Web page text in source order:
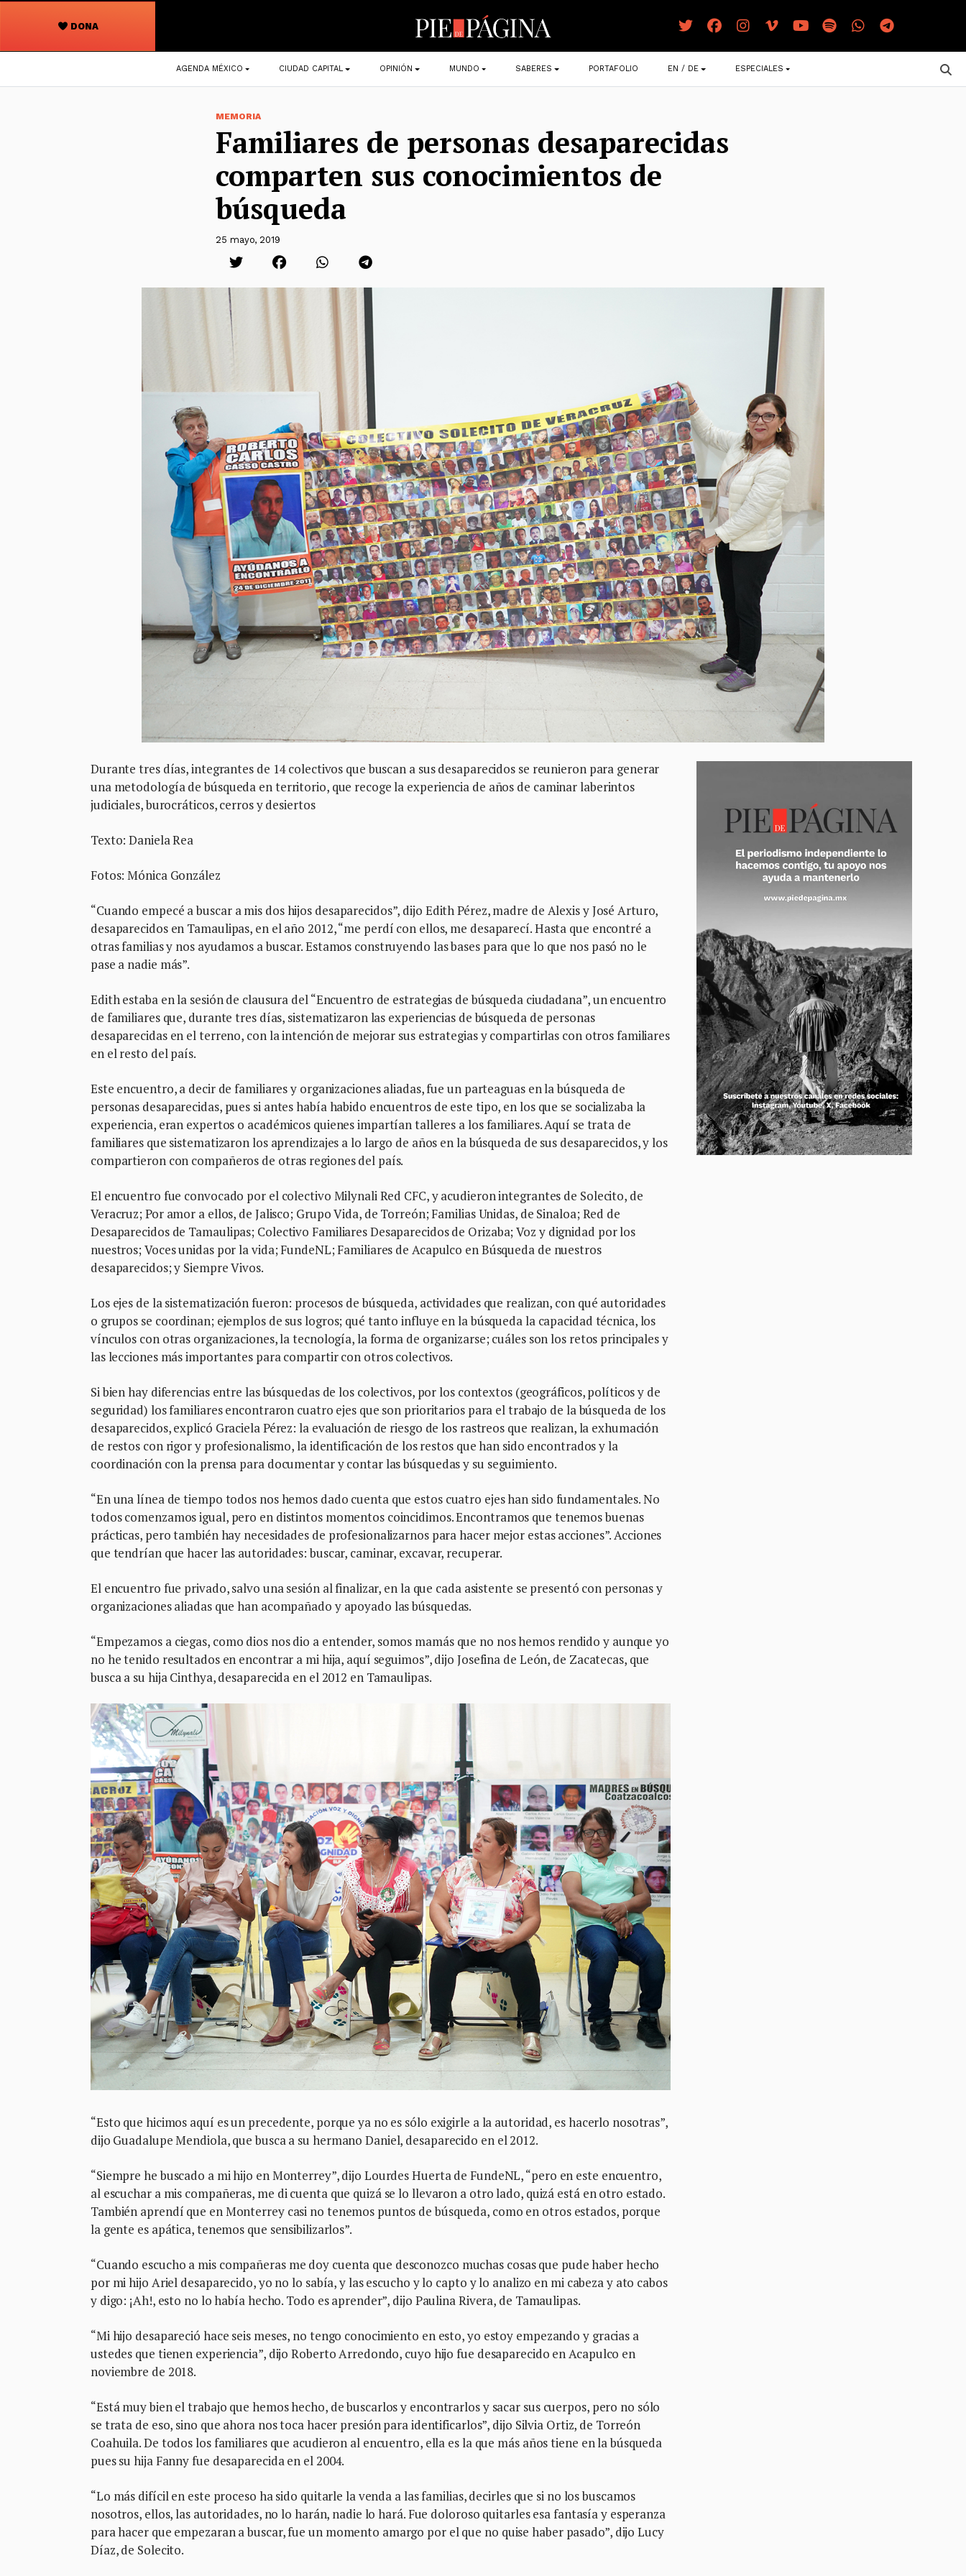
DONA
Navegación
principal
AGENDA MÉXICO CIUDAD CAPITAL OPINIÓN MUNDO SABERES PORTAFOLIO EN / DE ESPECIALES
MEMORIA
Familiares de personas desaparecidas
comparten sus conocimientos de
búsqueda
25 mayo, 2019
Durante tres días, integrantes de 14 colectivos que buscan a sus desaparecidos se reunieron para generar
una metodología de búsqueda en territorio, que recoge la experiencia de años de caminar laberintos
judiciales, burocráticos, cerros y desiertos
Texto: Daniela Rea
Fotos: Mónica González
“Cuando empecé a buscar a mis dos hijos desaparecidos”, dijo Edith Pérez, madre de Alexis y José Arturo,
desaparecidos en Tamaulipas, en el año 2012, “me perdí con ellos, me desaparecí. Hasta que encontré a
otras familias y nos ayudamos a buscar. Estamos construyendo las bases para que lo que nos pasó no le
pase a nadie más”.
Edith estaba en la sesión de clausura del “Encuentro de estrategias de búsqueda ciudadana”, un encuentro
de familiares que, durante tres días, sistematizaron las experiencias de búsqueda de personas
desaparecidas en el terreno, con la intención de mejorar sus estrategias y compartirlas con otros familiares
en el resto del país.
Este encuentro, a decir de familiares y organizaciones aliadas, fue un parteaguas en la búsqueda de
personas desaparecidas, pues si antes había habido encuentros de este tipo, en los que se socializaba la
experiencia, eran expertos o académicos quienes impartían talleres a los familiares. Aquí se trata de
familiares que sistematizaron los aprendizajes a lo largo de años en la búsqueda de sus desaparecidos, y los
compartieron con compañeros de otras regiones del país.
El encuentro fue convocado por el colectivo Milynali Red CFC, y acudieron integrantes de Solecito, de
Veracruz; Por amor a ellos, de Jalisco; Grupo Vida, de Torreón; Familias Unidas, de Sinaloa; Red de
Desaparecidos de Tamaulipas; Colectivo Familiares Desaparecidos de Orizaba; Voz y dignidad por los
nuestros; Voces unidas por la vida; FundeNL; Familiares de Acapulco en Búsqueda de nuestros
desaparecidos; y Siempre Vivos.
Los ejes de la sistematización fueron: procesos de búsqueda, actividades que realizan, con qué autoridades
o grupos se coordinan; ejemplos de sus logros; qué tanto influye en la búsqueda la capacidad técnica, los
vínculos con otras organizaciones, la tecnología, la forma de organizarse; cuáles son los retos principales y
las lecciones más importantes para compartir con otros colectivos.
Si bien hay diferencias entre las búsquedas de los colectivos, por los contextos (geográficos, políticos y de
seguridad) los familiares encontraron cuatro ejes que son prioritarios para el trabajo de la búsqueda de los
desaparecidos, explicó Graciela Pérez: la evaluación de riesgo de los rastreos que realizan, la exhumación
de restos con rigor y profesionalismo, la identificación de los restos que han sido encontrados y la
coordinación con la prensa para documentar y contar las búsquedas y su seguimiento.
“En una línea de tiempo todos nos hemos dado cuenta que estos cuatro ejes han sido fundamentales. No
todos comenzamos igual, pero en distintos momentos coincidimos. Encontramos que tenemos buenas
prácticas, pero también hay necesidades de profesionalizarnos para hacer mejor estas acciones”. Acciones
que tendrían que hacer las autoridades: buscar, caminar, excavar, recuperar.
El encuentro fue privado, salvo una sesión al finalizar, en la que cada asistente se presentó con personas y
organizaciones aliadas que han acompañado y apoyado las búsquedas.
“Empezamos a ciegas, como dios nos dio a entender, somos mamás que no nos hemos rendido y aunque yo
no he tenido resultados en encontrar a mi hija, aquí seguimos”, dijo Josefina de León, de Zacatecas, que
busca a su hija Cinthya, desaparecida en el 2012 en Tamaulipas.
“Esto que hicimos aquí es un precedente, porque ya no es sólo exigirle a la autoridad, es hacerlo nosotras”,
dijo Guadalupe Mendiola, que busca a su hermano Daniel, desaparecido en el 2012.
“Siempre he buscado a mi hijo en Monterrey”, dijo Lourdes Huerta de FundeNL, “pero en este encuentro,
al escuchar a mis compañeras, me di cuenta que quizá se lo llevaron a otro lado, quizá está en otro estado.
También aprendí que en Monterrey casi no tenemos puntos de búsqueda, como en otros estados, porque
la gente es apática, tenemos que sensibilizarlos”.
“Cuando escucho a mis compañeras me doy cuenta que desconozco muchas cosas que pude haber hecho
por mi hijo Ariel desaparecido, yo no lo sabía, y las escucho y lo capto y lo analizo en mi cabeza y ato cabos
y digo: ¡Ah!, esto no lo había hecho. Todo es aprender”, dijo Paulina Rivera, de Tamaulipas.
“Mi hijo desapareció hace seis meses, no tengo conocimiento en esto, yo estoy empezando y gracias a
ustedes que tienen experiencia”, dijo Roberto Arredondo, cuyo hijo fue desaparecido en Acapulco en
noviembre de 2018.
“Está muy bien el trabajo que hemos hecho, de buscarlos y encontrarlos y sacar sus cuerpos, pero no sólo
se trata de eso, sino que ahora nos toca hacer presión para identificarlos”, dijo Silvia Ortiz, de Torreón
Coahuila. De todos los familiares que acudieron al encuentro, ella es la que más años tiene en la búsqueda
pues su hija Fanny fue desaparecida en el 2004.
“Lo más difícil en este proceso ha sido quitarle la venda a las familias, decirles que si no los buscamos
nosotros, ellos, las autoridades, no lo harán, nadie lo hará. Fue doloroso quitarles esa fantasía y esperanza
para hacer que empezaran a buscar, fue un momento amargo por el que no quise haber pasado”, dijo Lucy
Díaz, de Solecito.